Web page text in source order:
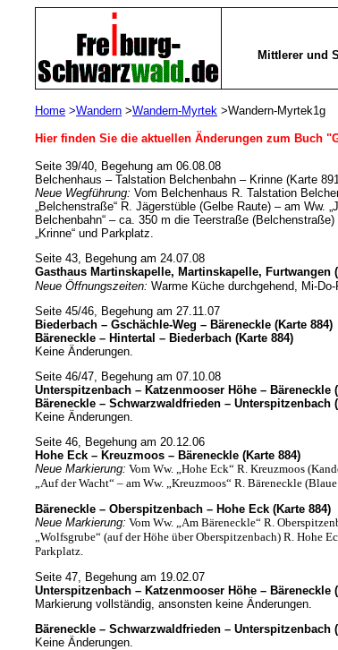
Mittlerer und
Home >Wandern >Wandern-Myrtek >Wandern-Myrtek1g
Hier finden Sie die aktuellen Änderungen zum Buch
Seite 39/40, Begehung am 06.08.08
Belchenhaus – Talstation Belchenbahn – Krinne (Karte
Neue Wegführung: Vom Belchenhaus R. Talstation
„Belchenstraße“ R. Jägerstüble (Gelbe Raute) – am Ww.
Belchenbahn“ – ca. 350 m die Teerstraße
„Krinne“ und Parkplatz.
Seite 43, Begehung am 24.07.08
Gasthaus Martinskapelle, Martinskapelle, Furtwangen
Neue Öffnungszeiten: Warme Küche durchgehend, Mi-
Seite 45/46, Begehung am 27.11.07
Biederbach – Gschächle-Weg – Bäreneckle (Karte 884)
Bäreneckle – Hintertal – Biederbach (Karte 884)
Keine Änderungen.
Seite 46/47, Begehung am 07.10.08
Unterspitzenbach – Katzenmooser Höhe – Bäreneckle
Bäreneckle – Schwarzwaldfrieden – Unterspitzenbach
Keine Änderungen.
Seite 46, Begehung am 20.12.06
Hohe Eck – Kreuzmoos – Bäreneckle (Karte 884)
Neue Markierung: Vom Ww. „Hohe Eck“ R. Kreuzmoos
„Auf der Wacht“ – am Ww. „Kreuzmoos“ R. Bäreneckle
Bäreneckle – Oberspitzenbach – Hohe Eck (Karte 884)
Neue Markierung: Vom Ww. „Am Bäreneckle“ R.
„Wolfsgrube“ (auf der Höhe über Oberspitzenbach) R. Hohe
Parkplatz.
Seite 47, Begehung am 19.02.07
Unterspitzenbach – Katzenmooser Höhe – Bäreneckle
Markierung vollständig, ansonsten keine Änderungen.
Bäreneckle – Schwarzwaldfrieden – Unterspitzenbach
Keine Änderungen.